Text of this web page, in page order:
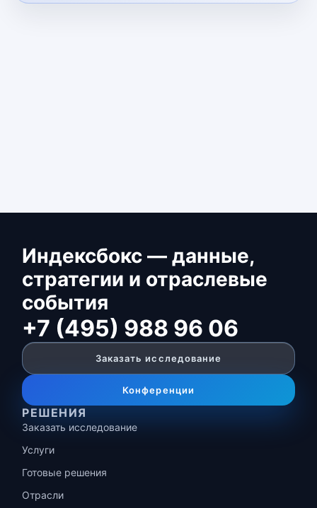
Индексбокс — данные,
стратегии и отраслевые
события
+7 (495) 988 96 06
Заказать исследование
Конференции
РЕШЕНИЯ
Заказать исследование
Услуги
Готовые решения
Отрасли